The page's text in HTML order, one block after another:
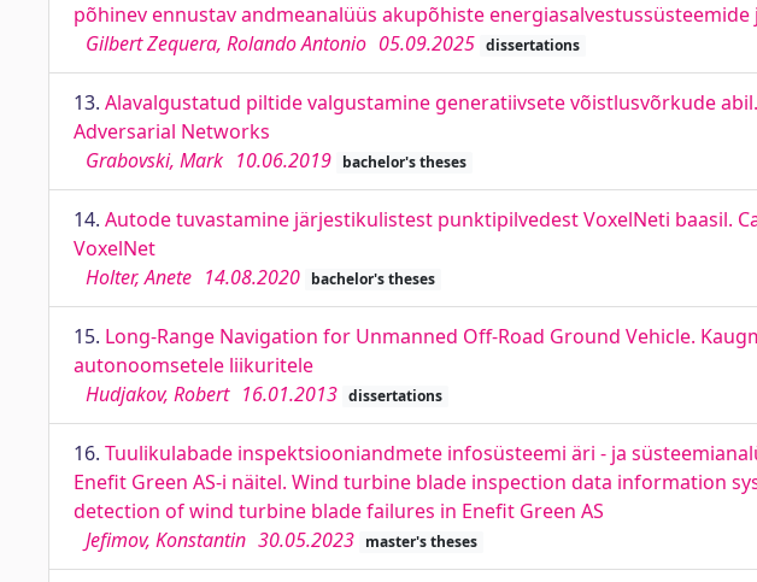
põhinev ennustav andmeanalüüs akupõhiste
Gilbert Zequera, Rolando Antonio 05.09.2025 dissertations
13. Alavalgustatud piltide valgustamine generatiivsete võistlusvõrkude
Adversarial Networks
Grabovski, Mark 10.06.2019 bachelor's theses
14. Autode tuvastamine järjestikulistest punktipilvedest VoxelNeti baasil.
VoxelNet
Holter, Anete 14.08.2020 bachelor's theses
15. Long-Range Navigation for Unmanned Off-Road Ground Vehicle.
autonoomsetele liikuritele
Hudjakov, Robert 16.01.2013 dissertations
16. Tuulikulabade inspektsiooniandmete infosüsteemi äri - ja
Enefit Green AS-i näitel. Wind turbine blade inspection data information
detection of wind turbine blade failures in Enefit Green AS
Jefimov, Konstantin 30.05.2023 master's theses